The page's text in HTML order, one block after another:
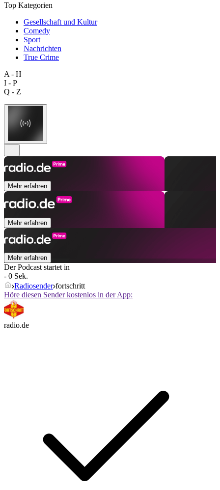
Top Kategorien
Gesellschaft und Kultur
Comedy
Sport
Nachrichten
True Crime
A - H
I - P
Q - Z
Mehr erfahren
Mehr erfahren
Mehr erfahren
Der Podcast startet in
- 0 Sek.
Radiosender fortschritt
Höre diesen Sender kostenlos in der App:
radio.de